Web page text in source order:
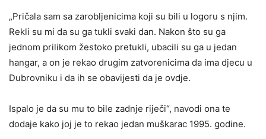
„Pričala sam sa zarobljenicima koji su bili u logoru s njim.
Rekli su mi da su ga tukli svaki dan. Nakon što su ga
jednom prilikom žestoko pretukli, ubacili su ga u jedan
hangar, a on je rekao drugim zatvorenicima da ima djecu u
Dubrovniku i da ih se obavijesti da je ovdje.
Ispalo je da su mu to bile zadnje riječi“, navodi ona te
dodaje kako joj je to rekao jedan muškarac 1995. godine.